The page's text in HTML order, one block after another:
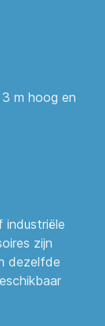
m hoog en
industriële
zijn
dezelfde